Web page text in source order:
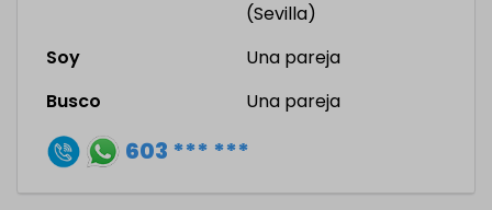
(Sevilla)
Soy
Una pareja
Busco
Una pareja
603 *** ***